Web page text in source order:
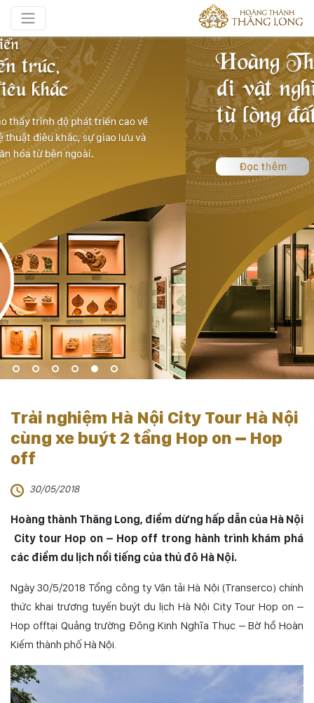
Trải nghiệm Hà Nội City Tour Hà Nội
cùng xe buýt 2 tầng Hop on – Hop
off
30/05/2018
Hoàng thành Thăng Long, điểm dừng hấp dẫn của Hà Nội
City tour Hop on – Hop off trong hành trình khám phá
các điểm du lịch nổi tiếng của thủ đô Hà Nội.
Ngày 30/5/2018 Tổng công ty Vận tải Hà Nội (Transerco) chính
thức khai trương tuyến buýt du lịch Hà Nội City Tour Hop on –
Hop offtại Quảng trường Đông Kinh Nghĩa Thục – Bờ hồ Hoàn
Kiếm thành phố Hà Nội.